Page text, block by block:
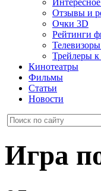
Отзывы и
Очки 3D
Рейтинги
Трейлеры
Кинотеатры
Фильмы
Статьи
Новости
Игра